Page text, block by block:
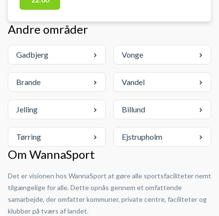
Hammerum Gjellerup Hallen.
doublebaner med lys. Sport92 har
padelbanerne på Palle Fløes vej
28, 7400 Herning - nemt for padel
spillere fra både Herning og Ikast.
Der er mulighed for at låne bat,
hvis du ikke selv har et.
Andre områder
Gadbjerg Vonge
Brande Vandel
Jelling Billund
Tørring Ejstrupholm
Om WannaSport
Det er visionen hos WannaSport at gøre alle sportsfaciliteter nemt
tilgængelige for alle. Dette opnås gennem et omfattende
samarbejde, der omfatter kommuner, private centre, faciliteter og
klubber på tværs af landet.